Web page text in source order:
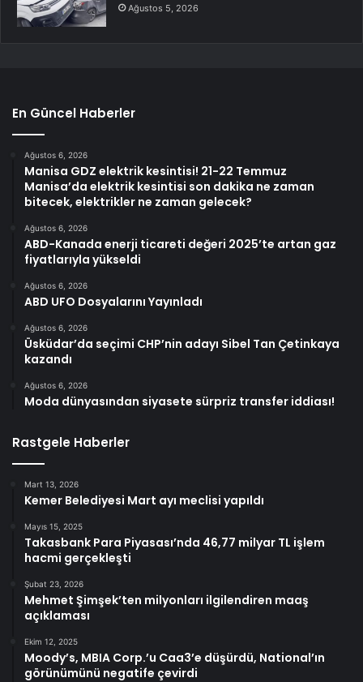
Ağustos 5, 2026
En Güncel Haberler
Ağustos 6, 2026
Manisa GDZ elektrik kesintisi! 21-22 Temmuz
Manisa’da elektrik kesintisi son dakika ne zaman
bitecek, elektrikler ne zaman gelecek?
Ağustos 6, 2026
ABD-Kanada enerji ticareti değeri 2025’te artan gaz
fiyatlarıyla yükseldi
Ağustos 6, 2026
ABD UFO Dosyalarını Yayınladı
Ağustos 6, 2026
Üsküdar’da seçimi CHP’nin adayı Sibel Tan Çetinkaya
kazandı
Ağustos 6, 2026
Moda dünyasından siyasete sürpriz transfer iddiası!
Rastgele Haberler
Mart 13, 2026
Kemer Belediyesi Mart ayı meclisi yapıldı
Mayıs 15, 2025
Takasbank Para Piyasası’nda 46,77 milyar TL işlem
hacmi gerçekleşti
Şubat 23, 2026
Mehmet Şimşek’ten milyonları ilgilendiren maaş
açıklaması
Ekim 12, 2025
Moody’s, MBIA Corp.’u Caa3’e düşürdü, National’ın
görünümünü negatife çevirdi